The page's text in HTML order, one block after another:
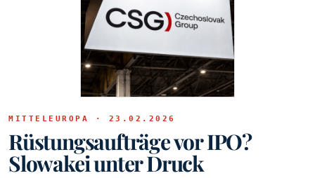
MITTELEUROPA · 23.02.2026
Rüstungsaufträge vor IPO?
Slowakei unter Druck